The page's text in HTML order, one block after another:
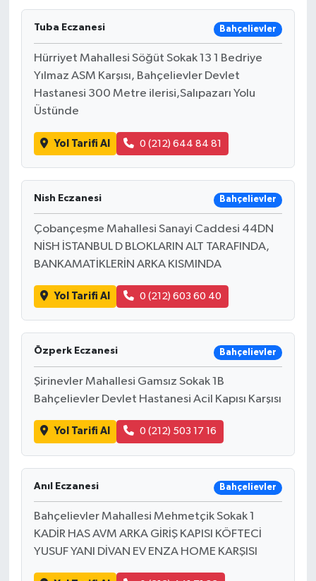
Tuba Eczanesi Bahçelievler
Hürriyet Mahallesi Söğüt Sokak 13 1 Bedriye
Yılmaz ASM Karşısı, Bahçelievler Devlet
Hastanesi 300 Metre ilerisi,Salıpazarı Yolu
Üstünde
Yol Tarifi Al 0 (212) 644 84 81
Nish Eczanesi Bahçelievler
Çobançeşme Mahallesi Sanayi Caddesi 44DN
NİSH İSTANBUL D BLOKLARIN ALT TARAFINDA,
BANKAMATİKLERİN ARKA KISMINDA
Yol Tarifi Al 0 (212) 603 60 40
Özperk Eczanesi Bahçelievler
Şirinevler Mahallesi Gamsız Sokak 1B
Bahçelievler Devlet Hastanesi Acil Kapısı Karşısı
Yol Tarifi Al 0 (212) 503 17 16
Anıl Eczanesi Bahçelievler
Bahçelievler Mahallesi Mehmetçik Sokak 1
KADİR HAS AVM ARKA GİRİŞ KAPISI KÖFTECİ
YUSUF YANI DİVAN EV ENZA HOME KARŞISI
Ardahan Müftülüğü
Artvin Müftülüğü
Aydın Müftülüğü
Balıkesir Müftülüğü
Bartın Müftülüğü
Batman Müftülüğü
Bayburt Müftülüğü
Bitlis Müftülüğü
Bolu Müftülüğü
Burdur Müftülüğü
Bursa Müftülüğü
Çanakkale Müftülüğü
Çankırı Müftülüğü
Kudüs
Kurban
Mukabele
Peygamberimizin Hayatı
Ramazan
Sahabeler
Zekat
Hutbeler
DİYANET AKADEMİ
DİYANET GENÇLİK
DİYANET RADYO/TV
DEPREM
Dünya
Eğitim
Sağlık
Makaleler
Ekonomi
Duyurular
Podcast
Bilim, Teknoloji